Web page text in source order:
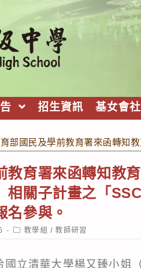
招生資訊 基女會社
部國民及學前教育署來函轉知
教育署來函轉知教
相關子計畫之「
名參與。
Post
category:
教學組 / 教師研習
國立清華大學楊又臻小姐